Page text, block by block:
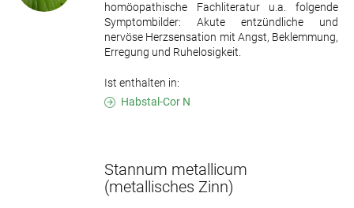
homöopathische Fachliteratur u.a. folgende
Symptombilder: Akute entzündliche und
nervöse Herzsensation mit Angst, Beklemmung,
Erregung und Ruhelosigkeit.
Ist enthalten in:
Habstal-Cor N
Stannum metallicum
(metallisches Zinn)